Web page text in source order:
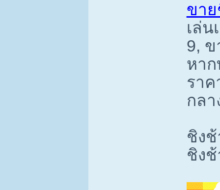
ขาย
เล่น
9,
หา
ราค
กลา
ชิง
ชิงช้